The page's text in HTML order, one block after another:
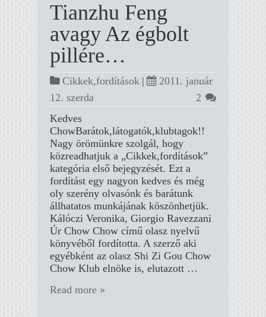
Tianzhu Feng
avagy Az égbolt
pillére…
Cikkek,fordítások |
2011. január
12. szerda
2
Kedves
ChowBarátok,látogatók,klubtagok!!
Nagy örömünkre szolgál, hogy
közreadhatjuk a „Cikkek,fordítások”
kategória első bejegyzését. Ezt a
fordítást egy nagyon kedves és még
oly szerény olvasónk és barátunk
állhatatos munkájának köszönhetjük.
Kálóczi Veronika, Giorgio Ravezzani
Úr Chow Chow című olasz nyelvű
könyvéből fordította. A szerző aki
egyébként az olasz Shi Zi Gou Chow
Chow Klub elnöke is, elutazott …
Read more »